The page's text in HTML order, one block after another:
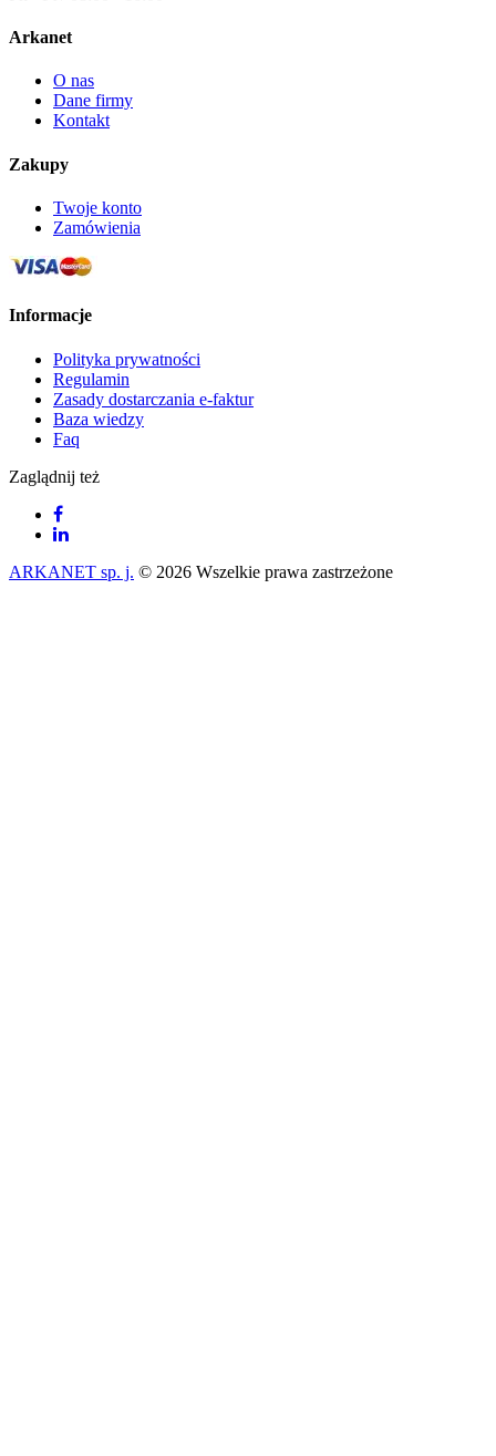
Arkanet
O nas
Dane firmy
Kontakt
Zakupy
Twoje konto
Zamówienia
Informacje
Polityka prywatności
Regulamin
Zasady dostarczania e-faktur
Baza wiedzy
Faq
Zaglądnij też
ARKANET sp. j. © 2026 Wszelkie prawa zastrzeżone